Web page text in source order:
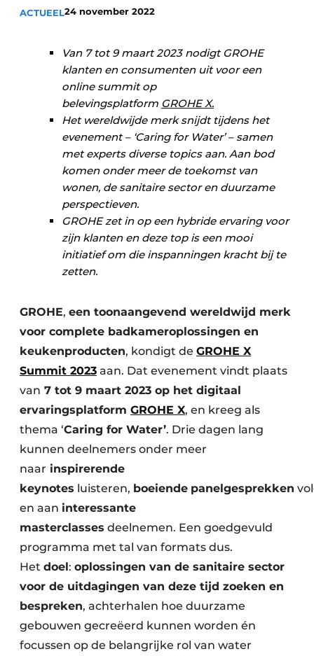
Video’s
Brandbeveiliging
Ventilatie
Warmtepompen
ACTUEEL24 november 2022
Van 7 tot 9 maart 2023 nodigt GROHE
klanten en consumenten uit voor een
online summit op
belevingsplatform GROHE X.
Het wereldwijde merk snijdt tijdens het
evenement – ‘Caring for Water’ – samen
met experts diverse topics aan. Aan bod
komen onder meer de toekomst van
wonen, de sanitaire sector en duurzame
perspectieven.
GROHE zet in op een hybride ervaring voor
zijn klanten en deze top is een mooi
initiatief om die inspanningen kracht bij te
zetten.
GROHE, een toonaangevend wereldwijd merk
voor complete badkameroplossingen en
keukenproducten, kondigt de GROHE X
Summit 2023 aan. Dat evenement vindt plaats
van 7 tot 9 maart 2023 op het digitaal
ervaringsplatform GROHE X, en kreeg als
thema ‘Caring for Water’. Drie dagen lang
kunnen deelnemers onder meer
naar inspirerende
keynotes luisteren, boeiende panelgesprekken
en aan interessante
masterclasses deelnemen. Een goedgevuld
programma met tal van formats dus.
Het doel: oplossingen van de sanitaire sector
voor de uitdagingen van deze tijd zoeken en
bespreken, achterhalen hoe duurzame
gebouwen gecreëerd kunnen worden én
focussen op de belangrijke rol van water